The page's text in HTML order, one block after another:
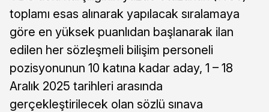
toplamı esas alınarak yapılacak sıralamaya
göre en yüksek puanlıdan başlanarak ilan
edilen her sözleşmeli bilişim personeli
pozisyonunun 10 katına kadar aday, 1 – 18
Aralık 2025 tarihleri arasında
gerçekleştirilecek olan sözlü sınava